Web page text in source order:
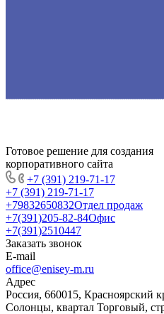
Готовое решение для создания
корпоративного сайта
+7 (391) 219-71-17
+7 (391) 219-71-17
+79832650832Отдел продаж
+7(391)205-82-84Офис
+7(391)2510447
Заказать звонок
E-mail
office@enisey-m.ru
Адрес
Россия, 660015, Красноярский
Солонцы, квартал Торговый,